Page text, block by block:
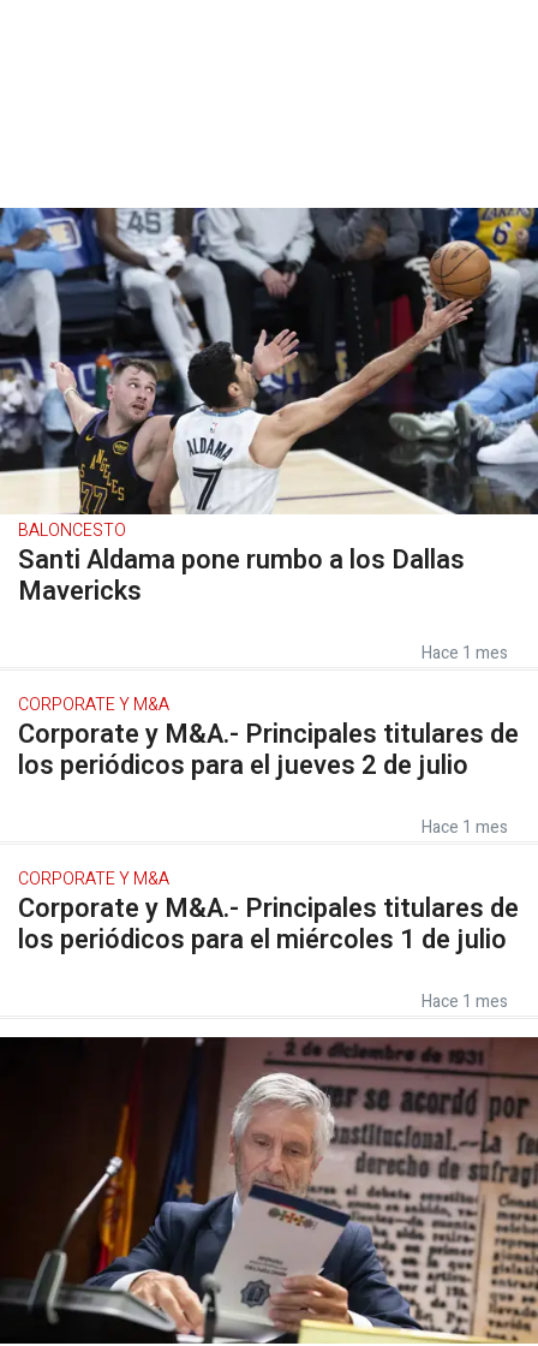
BALONCESTO
Santi Aldama pone rumbo a los Dallas
Mavericks
Hace 1 mes
CORPORATE Y M&A
Corporate y M&A.- Principales titulares de
los periódicos para el jueves 2 de julio
Hace 1 mes
CORPORATE Y M&A
Corporate y M&A.- Principales titulares de
los periódicos para el miércoles 1 de julio
Hace 1 mes